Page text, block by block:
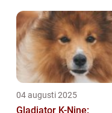
04 augusti 2025
Gladiator K-Nine: